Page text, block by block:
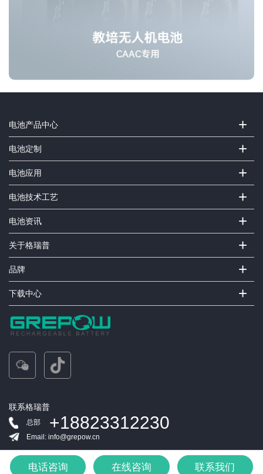
电池产品中心 +
电池定制 +
电池应用 +
电池技术工艺 +
电池资讯 +
关于格瑞普 +
品牌 +
下载中心 +
联系格瑞普
总部 +18823312230
Email: info@grepow.cn
电话咨询 在线咨询 联系我们